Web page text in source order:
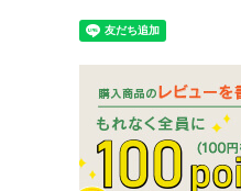
ネーム/ゼッケン